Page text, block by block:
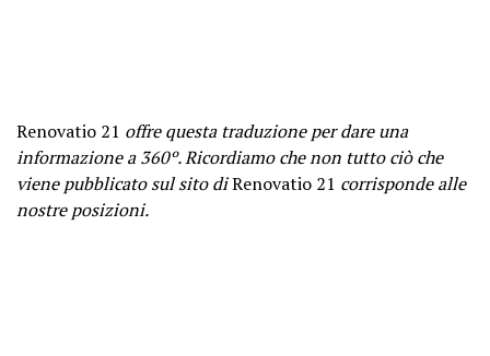
Renovatio 21 offre questa traduzione per dare una
informazione a 360º. Ricordiamo che non tutto ciò che
viene pubblicato sul sito diRenovatio 21 corrisponde alle
nostre posizioni.